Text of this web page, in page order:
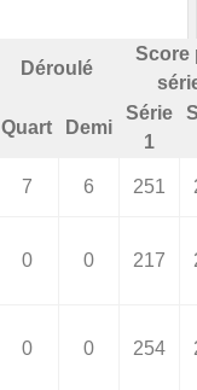
Déroulé
Score
Quart Demi
Série
1
7 6 251
0 0 217
0 0 254